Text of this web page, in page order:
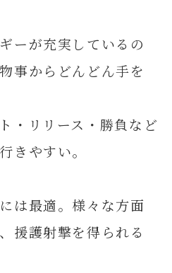
ーが充実しているの
事からどんどん手を
・リリース・勝負など
きやすい。
は最適。様々な方面
援護射撃を得られる